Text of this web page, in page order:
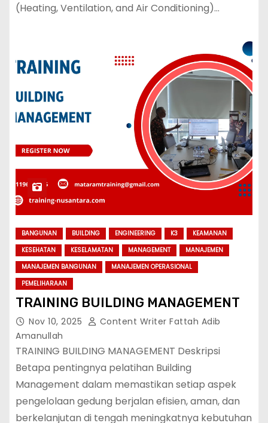
(Heating, Ventilation, and Air Conditioning)…
BANGUNAN BUILDING ENGINEERING K3
KEAMANAN
KESEHATAN
KESELAMATAN MANAGEMENT
MANAJEMEN
MANAJEMEN BANGUNAN
MANAJEMEN OPERASIONAL
PEMELIHARAAN
TRAINING BUILDING MANAGEMENT
Nov 10, 2025
Content Writer Fattah Adib
Amanullah
TRAINING BUILDING MANAGEMENT Deskripsi
Betapa pentingnya pelatihan Building
Management dalam memastikan setiap aspek
pengelolaan gedung berjalan efisien, aman, dan
berkelanjutan di tengah meningkatnya kebutuhan